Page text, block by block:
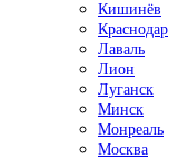
Кишинёв
Краснодар
Лаваль
Лион
Луганск
Минск
Монреаль
Москва